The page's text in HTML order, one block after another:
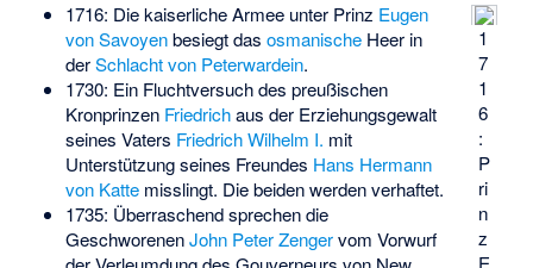
1
7
1
6
:
P
ri
n
z
1716: Die kaiserliche Armee unter Prinz Eugen
von Savoyenbesiegt das osmanischeHeer in
derSchlacht von Peterwardein.
1730: Ein Fluchtversuch des preußischen
Kronprinzen Friedrichaus der Erziehungsgewalt
seines Vaters Friedrich Wilhelm I. mit
Unterstützung seines Freundes Hans Hermann
von Kattemisslingt. Die beiden werden verhaftet.
1735: Überraschend sprechen die
GeschworenenJohn Peter Zengervom Vorwurf